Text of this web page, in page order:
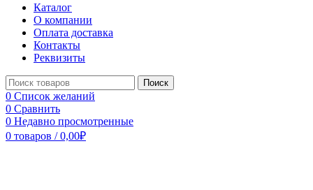
Каталог
О компании
Оплата доставка
Контакты
Реквизиты
Поиск
0 Список желаний
0 Сравнить
0 Недавно просмотренные
0 товаров / 0,00₽